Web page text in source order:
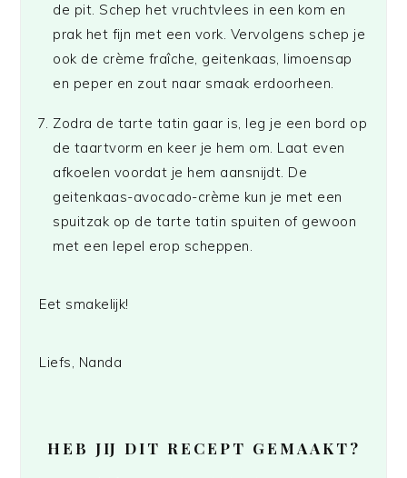
de pit. Schep het vruchtvlees in een kom en
prak het fijn met een vork. Vervolgens schep je
ook de crème fraîche, geitenkaas, limoensap
en peper en zout naar smaak erdoorheen.
Zodra de tarte tatin gaar is, leg je een bord op
de taartvorm en keer je hem om. Laat even
afkoelen voordat je hem aansnijdt. De
geitenkaas-avocado-crème kun je met een
spuitzak op de tarte tatin spuiten of gewoon
met een lepel erop scheppen.
Eet smakelijk!
Liefs, Nanda
HEB JIJ DIT RECEPT GEMAAKT?